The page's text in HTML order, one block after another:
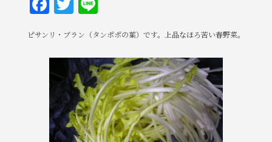
a
c
e
b
o
o
w
it
te
r
e
ピサンリ・ブラン（タンポポの葉）です。上品なほろ苦い春野菜。